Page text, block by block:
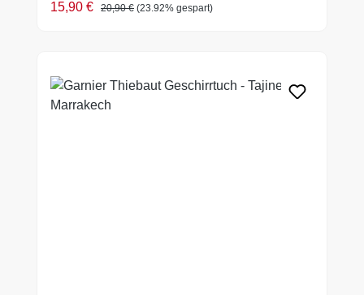
Verkaufspreis:
15,90 € Regulärer Preis:
20,90 € (23.92% gespart)